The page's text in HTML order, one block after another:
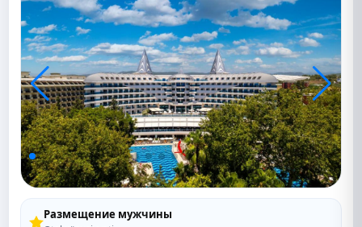
Размещение мужчины